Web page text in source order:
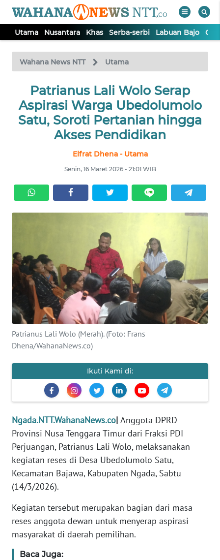
Utama Nusantara Khas Serba-serbi Labuan Bajo
Wahana News NTT Utama
Patrianus Lali Wolo Serap
Aspirasi Warga Ubedolumolo
Satu, Soroti Pertanian hingga
Akses Pendidikan
Elfrat Dhena - Utama
Senin, 16 Maret 2026 - 21:01 WIB
Patrianus Lali Wolo (Merah). (Foto: Frans
Dhena/WahanaNews.co)
Ikuti Kami di:
Ngada.NTT.WahanaNews.co| Anggota DPRD
Provinsi Nusa Tenggara Timur dari Fraksi PDI
Perjuangan, Patrianus Lali Wolo, melaksanakan
kegiatan reses di Desa Ubedolumolo Satu,
Kecamatan Bajawa, Kabupaten Ngada, Sabtu
(14/3/2026).
Kegiatan tersebut merupakan bagian dari masa
reses anggota dewan untuk menyerap aspirasi
masyarakat di daerah pemilihan.
Baca Juga:
TV
Tutup
UTAMA
NUSANTARA
SERBI
LABUAN
OPINI
Informasi
INDEKS
BERITA
KONTAK
KAMI
IKLAN
KAMI
PEDOMAN
MEDIA
SIBER
REDAKSI
KARIR
DISCLAIMER